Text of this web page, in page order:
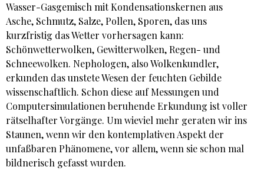
Wasser-Gasgemisch mit Kondensationskernen aus
Asche, Schmutz, Salze, Pollen, Sporen, das uns
kurzfristig das Wetter vorhersagen kann:
Schönwetterwolken, Gewitterwolken, Regen- und
Schneewolken. Nephologen, also Wolkenkundler,
erkunden das unstete Wesen der feuchten Gebilde
wissenschaftlich. Schon diese auf Messungen und
Computersimulationen beruhende Erkundung ist voller
rätselhafter Vorgänge. Um wieviel mehr geraten wir ins
Staunen, wenn wir den kontemplativen Aspekt der
unfaßbaren Phänomene, vor allem, wenn sie schon mal
bildnerisch gefasst wurden.